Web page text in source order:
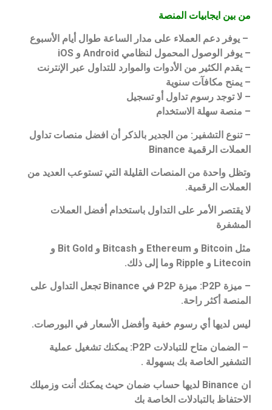
من بين ايجابيات المنصة
– يوفر دعم العملاء على مدار الساعة طوال أيام الأسبوع
– يوفر الوصول المحمول لنظامي Android و iOS
– يقدم الكثير من الأدوات والموارد للتداول عبر الإنترنت
– يمنح مكافآت سنوية
– لا توجد رسوم تداول أو تسجيل
– منصة سهلة الاستخدام
– تنوع التشفير: من الجدير بالذكر أن افضل منصات تداول
العملات الرقمية Binance
وتظل واحدة من المنصات القليلة التي تستوعب العديد من
العملات الرقمية.
لا يقتصر الأمر على التداول باستخدام أفضل العملات
المشفرة
مثل Bitcoin و Ethereum و Bitcash و Bit Gold و
Litecoin و Ripple وما إلى ذلك.
– ميزة P2P: ميزة P2P في Binance تجعل التداول على
المنصة أكثر راحة.
ليس لديها أي رسوم خفية وأفضل الأسعار في البورصات.
– الضمان متاح للتبادلات P2P: يمكنك تشغيل عملية
التشفير الخاصة بك بسهولة .
ان Binance لديها حساب ضمان حيث يمكنك أنت وزميلك
الاحتفاظ بالتبادلات الخاصة بك